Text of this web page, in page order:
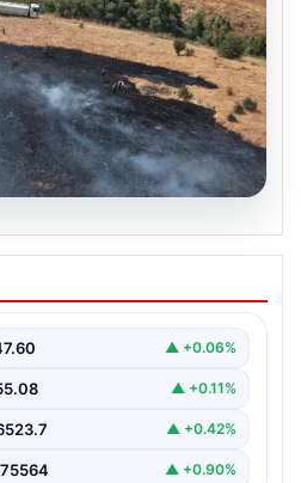
ormanlık alana
altına alındı
bölgede henüz
▲ +0.06%
▲ +0.11%
▲ +0.42%
▲ +0.90%